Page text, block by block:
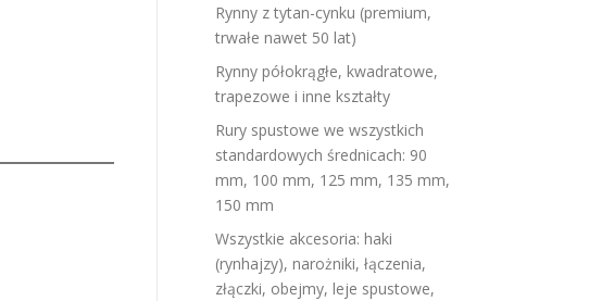
Rynny z tytan-cynku (premium,
trwałe nawet 50 lat)
Rynny półokrągłe, kwadratowe,
trapezowe i inne kształty
Rury spustowe we wszystkich
standardowych średnicach: 90
mm, 100 mm, 125 mm, 135 mm,
150 mm
Wszystkie akcesoria: haki
(rynhajzy), narożniki, łączenia,
złączki, obejmy, leje spustowe,